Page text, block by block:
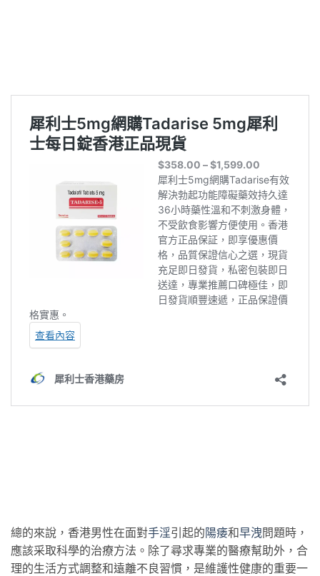
總的來說，香港男性在面對手淫引起的陽痿和早洩問題時，
應該采取科學的治療方法。除了尋求專業的醫療幫助外，合
理的生活方式調整和遠離不良習慣，是維護性健康的重要一